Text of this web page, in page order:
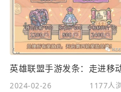
2024-02-26 1177人